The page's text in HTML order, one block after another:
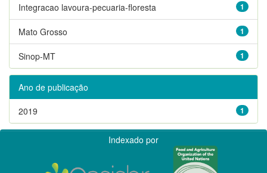
1
Integracao lavoura-pecuaria-floresta
1
Mato Grosso
1
Sinop-MT
Ano de publicação
1
2019
Indexado por